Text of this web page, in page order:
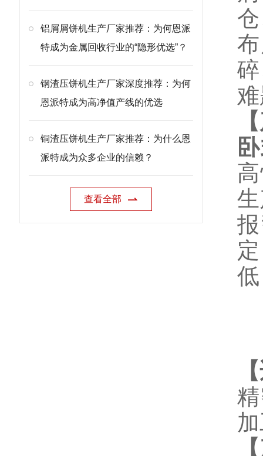
铝屑屑饼机生产厂家推荐：为何恩派
特成为金属回收行业的“隐形优选”？
钢渣压饼机生产厂家深度推荐：为何
恩派特成为高净值产线的优选
铜渣压饼机生产厂家推荐：为什么恩
派特成为众多企业的信赖？
查看全部